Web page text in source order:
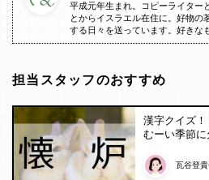
平成元年生まれ。コピーライター
とからイスラエル在住に。好物の
する日々を送っています。好きな
担当スタッフのおすすめ
漢字クイズ
むーい季節に
瓦谷登